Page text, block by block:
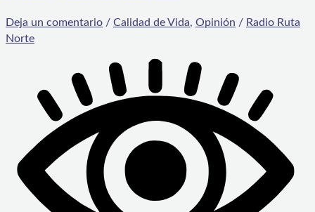
Deja un comentario / Calidad de Vida, Opinión / Radio Ruta
Norte